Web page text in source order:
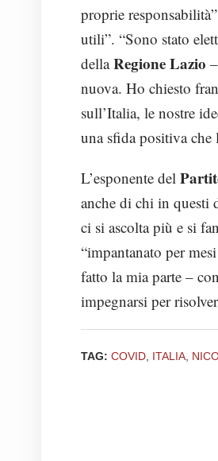
proprie
utili”. “Sono stato
dellaRegione Lazio
nuova. Ho chiesto
sull’Italia, le nostre
una sfida positiva che
L’esponente del
anche di chi in questi
ci si ascolta più e si
“impantanato per
fatto la mia parte –
impegnarsi per
TAG: COVID ITALIA